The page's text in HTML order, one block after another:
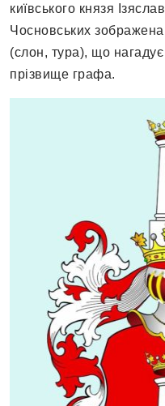
київського князя
Чосновських
(слон, тура), що нагадує
прізвище графа.